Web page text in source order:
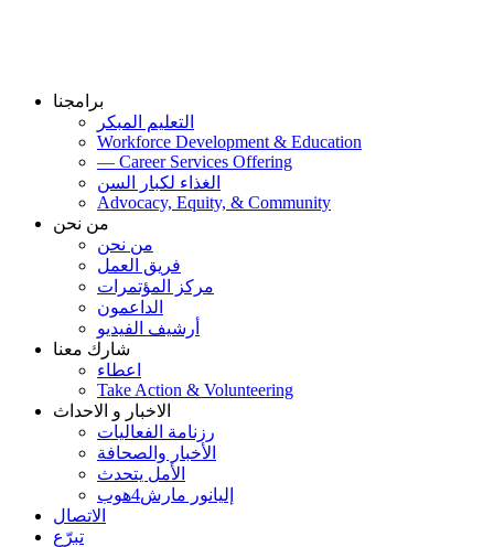
برامجنا
التعليم المبكر
Workforce Development & Education
— Career Services Offering
الغذاء لكبار السن
Advocacy, Equity, & Community
من نحن
من نحن
فريق العمل
مركز المؤتمرات
الداعمون
أرشيف الفيديو
شارك معنا
اعطاء
Take Action & Volunteering
الاخبار و الاحداث
رزنامة الفعاليات
الأخبار والصحافة
الأمل يتحدث
إليانور مارش4هوب
الاتصال
تبرّع